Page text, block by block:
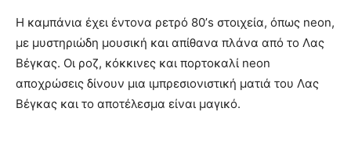
Η καμπάνια έχει έντονα ρετρό 80’s στοιχεία, όπως neon,
με μυστηριώδη μουσική και απίθανα πλάνα από το Λας
Βέγκας. Οι ροζ, κόκκινες και πορτοκαλί neon
αποχρώσεις δίνουν μια ιμπρεσιονιστική ματιά του Λας
Βέγκας και το αποτέλεσμα είναι μαγικό.